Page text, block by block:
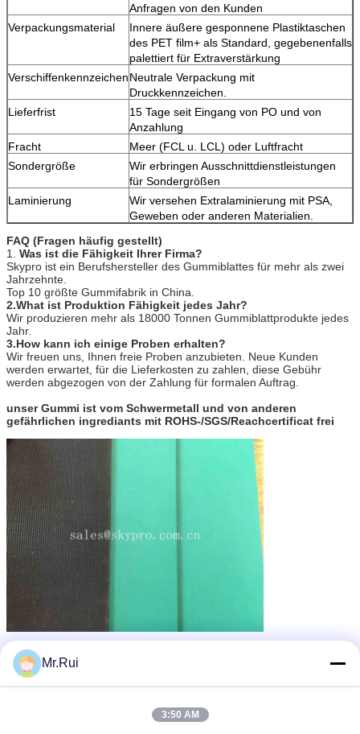
Anfragen von den Kunden
Verpackungsmaterial
Innere äußere gesponnene Plastiktaschen
des PET film+ als Standard, gegebenenfalls
palettiert für Extraverstärkung
VerschiffenkennzeichenNeutrale Verpackung mit
Druckkennzeichen.
Lieferfrist
15 Tage seit Eingang von PO und von
Anzahlung
Fracht
Meer (FCL u. LCL) oder Luftfracht
Sondergröße
Wir erbringen Ausschnittdienstleistungen
für Sondergrößen
Laminierung
Wir versehen Extralaminierung mit PSA,
Geweben oder anderen Materialien.
FAQ (Fragen häufig gestellt)
1. Was ist die Fähigkeit Ihrer Firma?
Skypro ist ein Berufshersteller des Gummiblattes für mehr als zwei
Jahrzehnte.
Top 10 größte Gummifabrik in China.
2.What ist Produktion Fähigkeit jedes Jahr?
Wir produzieren mehr als 18000 Tonnen Gummiblattprodukte jedes
Jahr.
3.How kann ich einige Proben erhalten?
Wir freuen uns, Ihnen freie Proben anzubieten. Neue Kunden
werden erwartet, für die Lieferkosten zu zahlen, diese Gebühr
werden abgezogen von der Zahlung für formalen Auftrag.
unser Gummi ist vom Schwermetall und von anderen
gefährlichen ingrediants mit ROHS-/SGS/Reachcertificat frei
Umbauten:
Gummimatten für Autos
Mr.Rui
3:50 AM